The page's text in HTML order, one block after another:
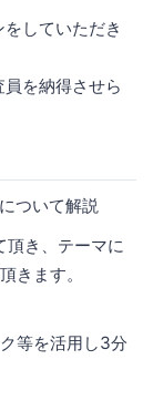
していただき
を納得させら
ついて解説
頂き、テーマに
きます。
等を活用し3分